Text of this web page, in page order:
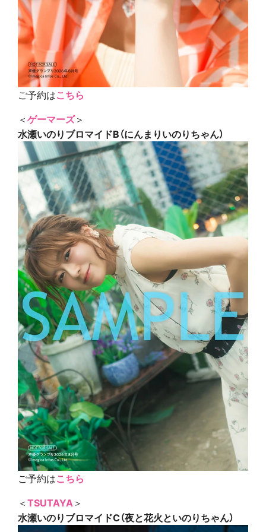
ご予約はこちら
＜ゲーマーズ＞
水瀬いのりブロマイドB（にんまりいのりちゃん）
ご予約はこちら
＜TSUTAYA ＞
水瀬いのりブロマイドC（夜と花火といのりちゃん）